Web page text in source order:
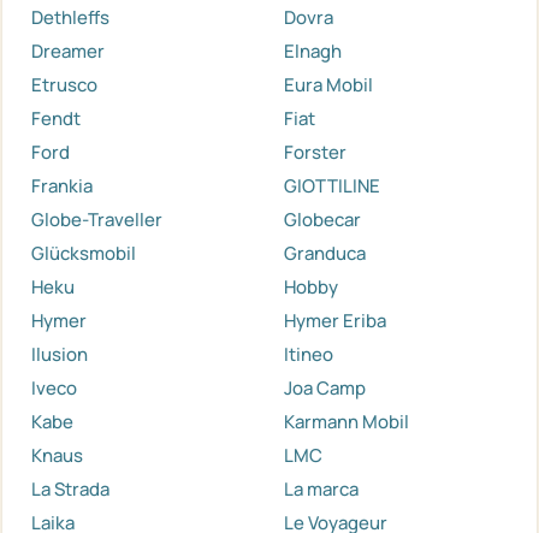
Dethleffs
Dovra
Dreamer
Elnagh
Etrusco
Eura Mobil
Fendt
Fiat
Ford
Forster
Frankia
GIOTTILINE
Globe-Traveller
Globecar
Glücksmobil
Granduca
Heku
Hobby
Hymer
Hymer Eriba
Ilusion
Itineo
Iveco
Joa Camp
Kabe
Karmann Mobil
Knaus
LMC
La Strada
La marca
Laika
Le Voyageur